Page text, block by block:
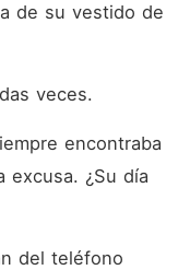
de su vestido de
veces.
encontraba
excusa. ¿Su día
del teléfono